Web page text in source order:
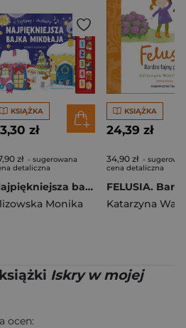
KSIĄŻKA
zł
zł - sugerowana
detaliczna
Najpiękniejsza bajka Mikołaja. Czytamy i słuchamy
Monika
KSIĄŻKA
24,39 zł
34,90 zł -
cena detaliczna
Iskry w mojej
ocen: